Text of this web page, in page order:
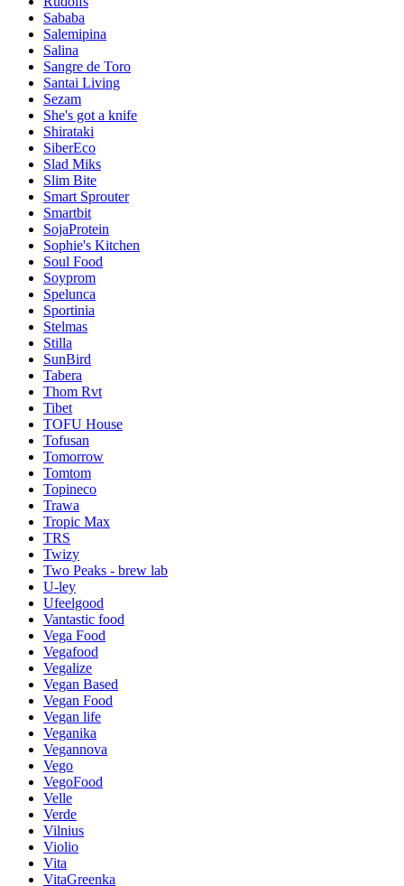
Sababa
Salemipina
Salina
Sangre de Toro
Santai Living
Sezam
She's got a knife
Shirataki
SiberEco
Slad Miks
Slim Bite
Smart Sprouter
Smartbit
SojaProtein
Sophie's Kitchen
Soul Food
Soyprom
Spelunca
Sportinia
Stelmas
Stilla
SunBird
Tabera
Thom Rvt
Tibet
TOFU House
Tofusan
Tomorrow
Tomtom
Topineco
Trawa
Tropic Max
TRS
Twizy
Two Peaks - brew lab
U-ley
Ufeelgood
Vantastic food
Vega Food
Vegafood
Vegalize
Vegan Based
Vegan Food
Vegan life
Veganika
Vegannova
Vego
VegoFood
Velle
Verde
Vilnius
Violio
Vita
VitaGreenka